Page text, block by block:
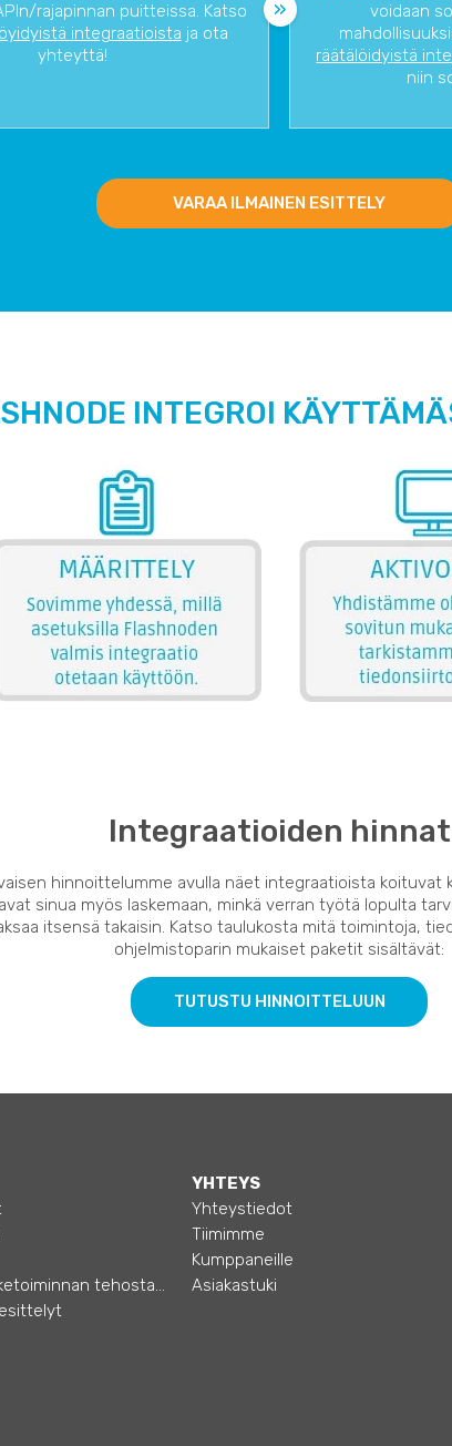
rajapinnan puitteissa. Katso
integraatioista ja ota
yhteyttä!
voidaan
räätälöidyistä
niin
VARAA ILMAINEN ESITTELY
INTEGROI
Integraatioiden hinnat
hinnoittelumme avulla näet integraatioista koituvat
sinua myös laskemaan, minkä verran työtä lopulta
itsensä takaisin. Katso taulukosta mitä toimintoja,
ohjelmistoparin mukaiset paketit sisältävät:
TUTUSTU HINNOITTELUUN
Opas – Liiketoiminnan tehostamiseen
YHTEYS
Yhteystiedot
Tiimimme
Kumppaneille
Asiakastuki